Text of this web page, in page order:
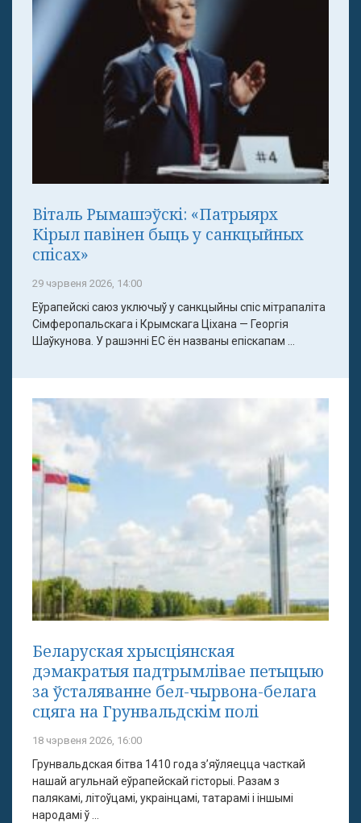
Віталь Рымашэўскі: «Патрыярх
Кірыл павінен быць у санкцыйных
спісах»
29 чэрвеня 2026, 14:00
Еўрапейскі саюз уключыў у санкцыйны спіс мітрапаліта
Сімферопальскага і Крымскага Ціхана — Георгія
Шаўкунова. У рашэнні ЕС ён названы епіскапам ...
Беларуская хрысціянская
дэмакратыя падтрымлівае петыцыю
за ўсталяванне бел-чырвона-белага
сцяга на Грунвальдскім полі
18 чэрвеня 2026, 16:00
Грунвальдская бітва 1410 года з’яўляецца часткай
нашай агульнай еўрапейскай гісторыі. Разам з
палякамі, літоўцамі, украінцамі, татарамі і іншымі
народамі ў ...